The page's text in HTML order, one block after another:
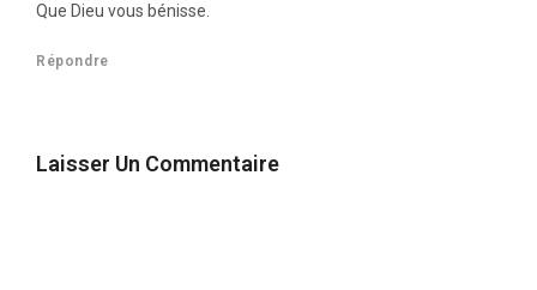
Que Dieu vous bénisse.
Répondre
Laisser Un Commentaire